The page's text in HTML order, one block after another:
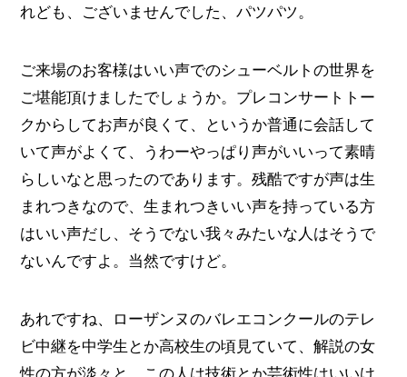
れども、ございませんでした、パツパツ。
ご来場のお客様はいい声でのシューベルトの世界を
ご堪能頂けましたでしょうか。プレコンサートトー
クからしてお声が良くて、というか普通に会話して
いて声がよくて、うわーやっぱり声がいいって素晴
らしいなと思ったのであります。残酷ですが声は生
まれつきなので、生まれつきいい声を持っている方
はいい声だし、そうでない我々みたいな人はそうで
ないんですよ。当然ですけど。
あれですね、ローザンヌのバレエコンクールのテレ
ビ中継を中学生とか高校生の頃見ていて、解説の女
性の方が淡々と、この人は技術とか芸術性はいいけ